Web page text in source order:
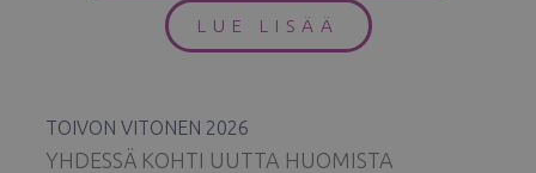
LUE LISÄÄ
TOIVON VITONEN 2026
YHDESSÄ KOHTI UUTTA HUOMISTA